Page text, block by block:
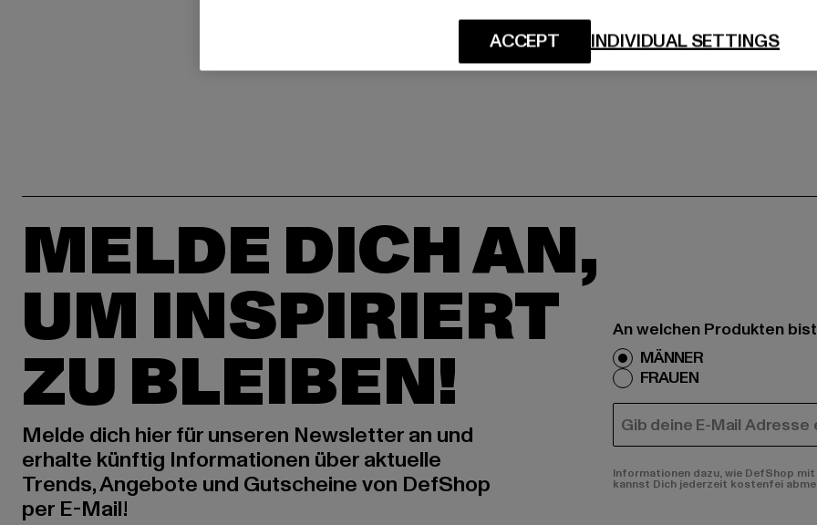
LIEFERUNG &
MELDE DICH AN,
UM INSPIRIERT
ZU BLEIBEN!
Melde dich hier für unseren Newsletter an und
erhalte künftig Informationen über aktuelle
Trends, Angebote und Gutscheine von DefShop
per E-Mail!
An welchen Produkten
MÄNNER
FRAUEN
E-MAIL
Informationen dazu, wie DefShop
kannst Dich jederzeit kostenfei
INDIVIDUAL SETTINGS
ACCEPT